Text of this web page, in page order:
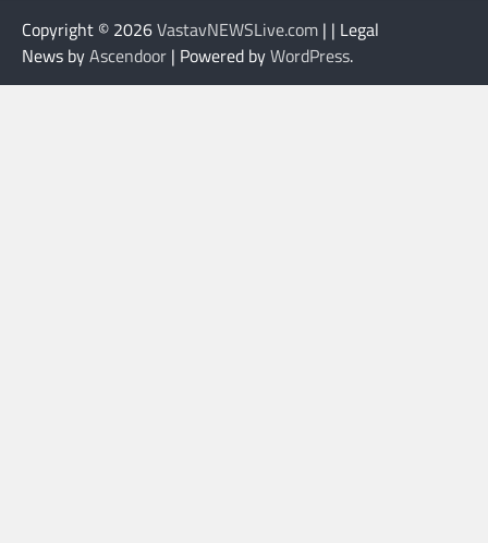
Copyright © 2026VastavNEWSLive.com | | Legal
News byAscendoor | Powered byWordPress.